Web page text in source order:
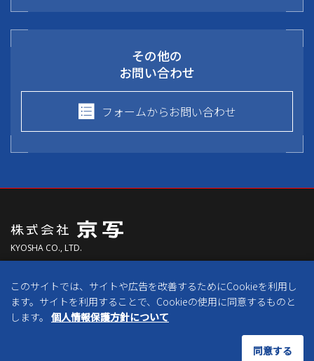
その他の
お問い合わせ
フォームからお問い合わせ
KYOSHA CO., LTD.
京都府久世郡久御山町森村東300番地
免責事項 個人情報保護方針
このサイトでは、サイトや広告を改善するためにCookieを利用し
ます。サイトを利用することで、Cookieの使用に同意するものと
します。 個人情報保護方針について
同意する